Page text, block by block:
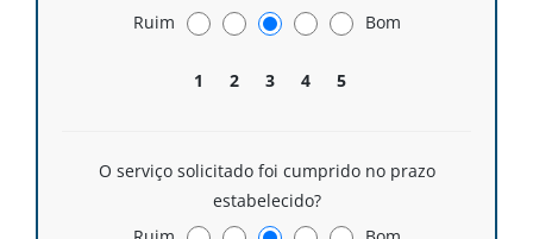
Ruim
1 2 3 4 5
Bom
O serviço solicitado foi cumprido no prazo
estabelecido?